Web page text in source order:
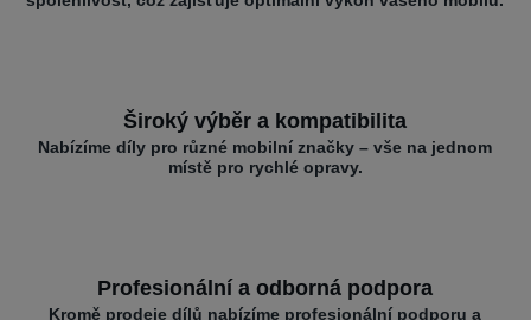
Široký výběr a kompatibilita
Nabízíme díly pro různé mobilní značky – vše na jednom
místě pro rychlé opravy.
Profesionální a odborná podpora
Kromě prodeje dílů nabízíme profesionální podporu a